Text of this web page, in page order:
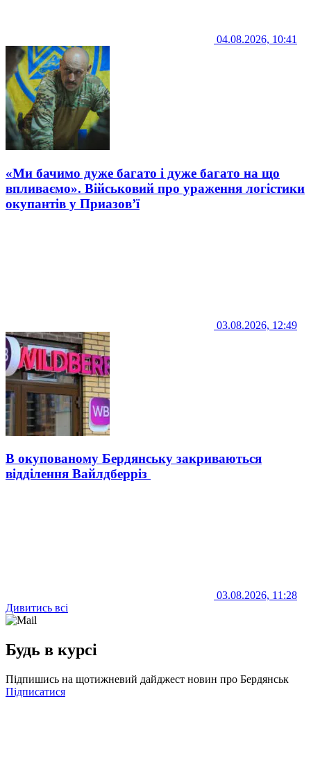
04.08.2026, 10:41
«Ми бачимо дуже багато і дуже багато на що
впливаємо». Військовий про ураження логістики
окупантів у Приазов’ї
03.08.2026, 12:49
В окупованому Бердянську закриваються
відділення Вайлдберріз
03.08.2026, 11:28
Дивитись всі
Будь в курсі
Підпишись на щотижневий дайджест новин про Бердянськ
Підписатися